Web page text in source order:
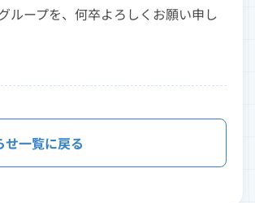
ループを、何卒よろしくお願い申し
せ一覧に戻る